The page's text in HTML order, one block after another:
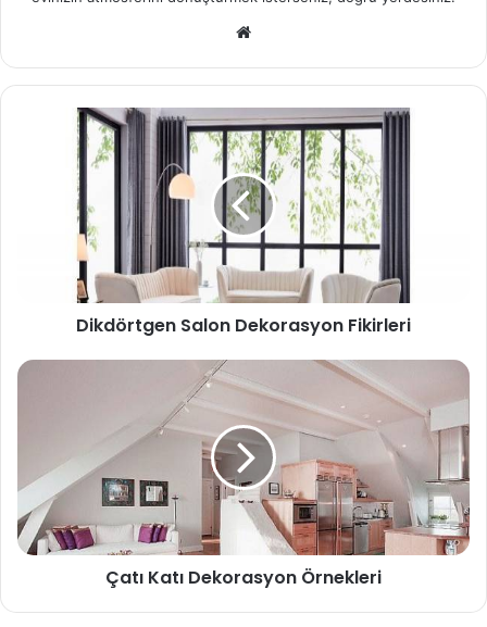
sit
esi
Dikdörtgen Salon Dekorasyon Fikirleri
Çatı Katı Dekorasyon Örnekleri